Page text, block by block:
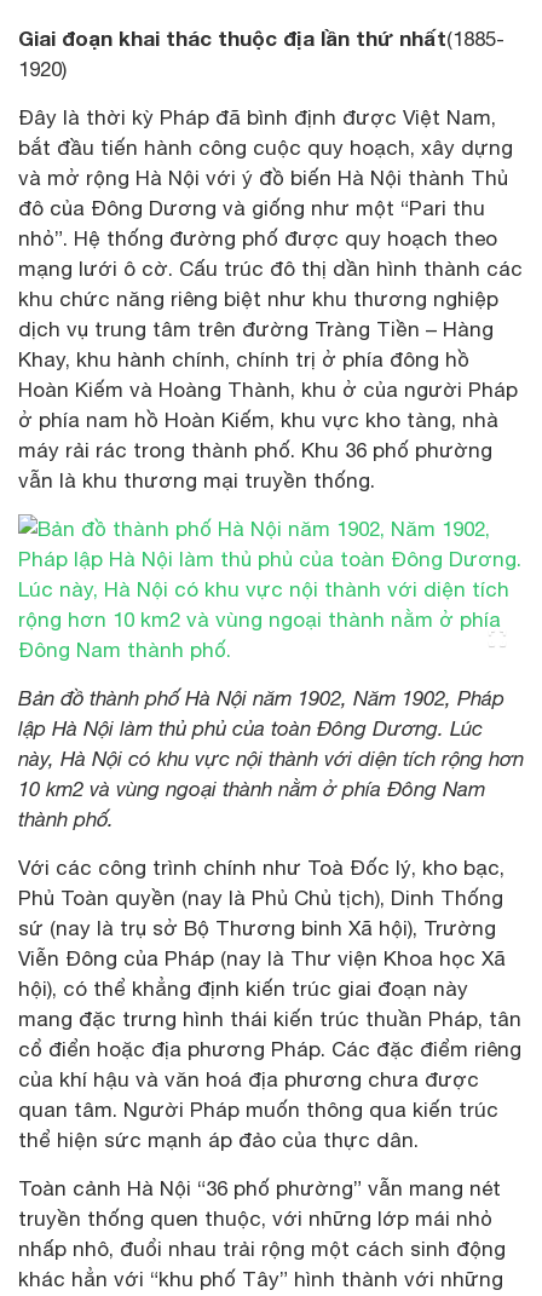
Giai đoạn khai thác thuộc địa lần thứ nhất(1885-
1920)
Đây là thời kỳ Pháp đã bình định được Việt Nam,
bắt đầu tiến hành công cuộc quy hoạch, xây dựng
và mở rộng Hà Nội với ý đồ biến Hà Nội thành Thủ
đô của Đông Dương và giống như một “Pari thu
nhỏ”. Hệ thống đường phố được quy hoạch theo
mạng lưới ô cờ. Cấu trúc đô thị dần hình thành các
khu chức năng riêng biệt như khu thương nghiệp
dịch vụ trung tâm trên đường Tràng Tiền – Hàng
Khay, khu hành chính, chính trị ở phía đông hồ
Hoàn Kiếm và Hoàng Thành, khu ở của người Pháp
ở phía nam hồ Hoàn Kiếm, khu vực kho tàng, nhà
máy rải rác trong thành phố. Khu 36 phố phường
vẫn là khu thương mại truyền thống.
Bản đồ thành phố Hà Nội năm 1902, Năm 1902, Pháp
lập Hà Nội làm thủ phủ của toàn Đông Dương. Lúc
này, Hà Nội có khu vực nội thành với diện tích rộng hơn
10 km2 và vùng ngoại thành nằm ở phía Đông Nam
thành phố.
Với các công trình chính như Toà Đốc lý, kho bạc,
Phủ Toàn quyền (nay là Phủ Chủ tịch), Dinh Thống
sứ (nay là trụ sở Bộ Thương binh Xã hội), Trường
Viễn Đông của Pháp (nay là Thư viện Khoa học Xã
hội), có thể khẳng định kiến trúc giai đoạn này
mang đặc trưng hình thái kiến trúc thuần Pháp, tân
cổ điển hoặc địa phương Pháp. Các đặc điểm riêng
của khí hậu và văn hoá địa phương chưa được
quan tâm. Người Pháp muốn thông qua kiến trúc
thể hiện sức mạnh áp đảo của thực dân.
Toàn cảnh Hà Nội “36 phố phường” vẫn mang nét
truyền thống quen thuộc, với những lớp mái nhỏ
nhấp nhô, đuổi nhau trải rộng một cách sinh động
khác hẳn với “khu phố Tây” hình thành với những